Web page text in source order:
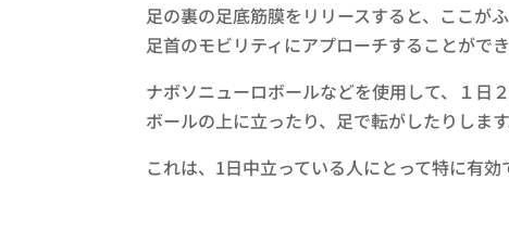
足の裏の足底筋膜をリリースすると、ここが
足首のモビリティにアプローチすることができ
ナボソニューロボールなどを使用して、１日
ボールの上に立ったり、足で転がしたりします
これは、1日中立っている人にとって特に有効